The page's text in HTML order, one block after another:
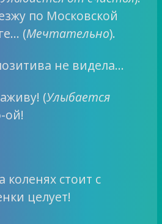
по Московской
(Мечтательно).
не видела…
(Улыбается
ой!
коленях стоит с
целует!